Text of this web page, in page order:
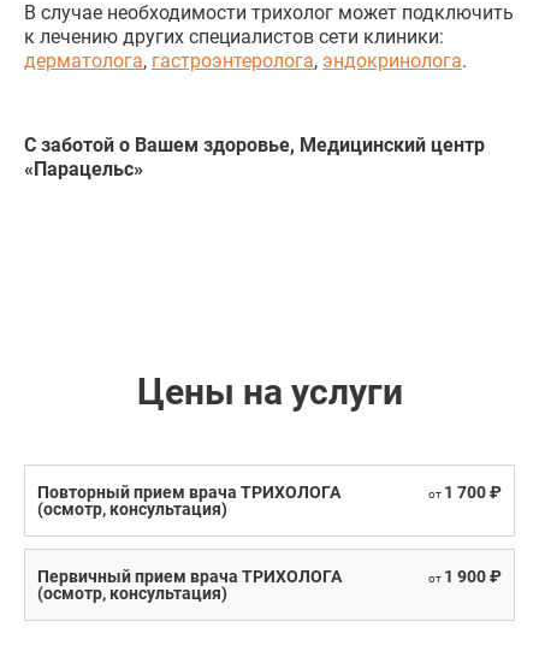
В случае необходимости трихолог может подключить
к лечению других специалистов сети клиники:
дерматолога, гастроэнтеролога, эндокринолога.
С заботой о Вашем здоровье, Медицинский центр
«Парацельс»
Цены на услуги
Повторный прием врача ТРИХОЛОГА
(осмотр, консультация)
от 1 700 ₽
Первичный прием врача ТРИХОЛОГА
(осмотр, консультация)
от 1 900 ₽